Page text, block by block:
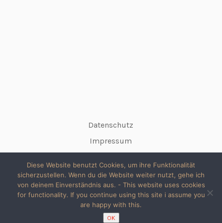
Datenschutz
Impressum
© 2026 copyright silke // All rights reserved
Made with Love & WordPress
Diese Website benutzt Cookies, um ihre Funktionalität
sicherzustellen. Wenn du die Website weiter nutzt, gehe ich
von deinem Einverständnis aus. - This website uses cookies
for functionality. If you continue using this site i assume you
are happy with this.
OK